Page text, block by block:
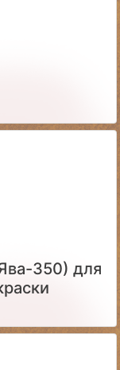
350) для